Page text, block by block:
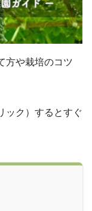
方や栽培のコツ
ック）するとすぐ